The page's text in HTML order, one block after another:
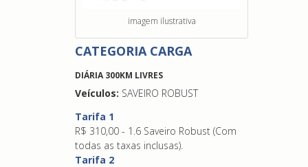
imagem ilustrativa
CATEGORIA CARGA
DIÁRIA 300KM LIVRES
Veículos: SAVEIRO ROBUST
Tarifa 1
R$ 310,00 - 1.6 Saveiro Robust (Com
todas as taxas inclusas).
Tarifa 2